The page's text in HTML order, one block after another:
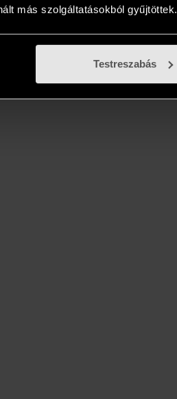
más szolgáltatásokból gyűjtöttek.
Testreszabás